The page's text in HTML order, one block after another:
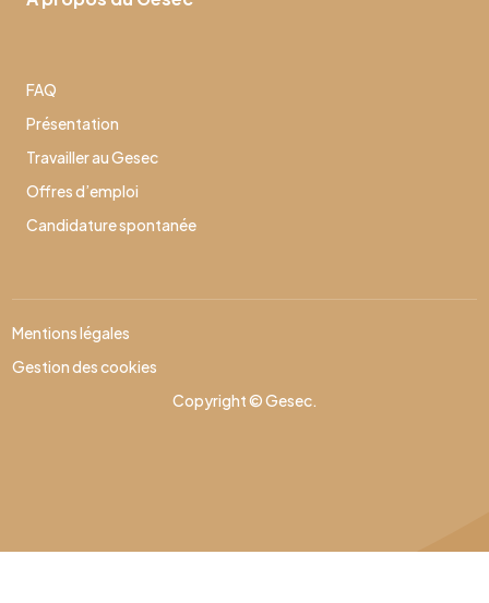
FAQ
Présentation
Travailler au Gesec
Offres d’emploi
Candidature spontanée
Copyright © Gesec.
Mentions légales
Gestion des cookies